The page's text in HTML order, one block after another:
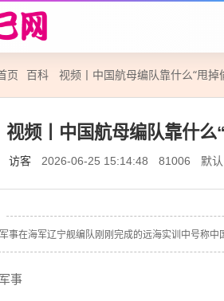
页 百科 视频丨中国航母编队靠什么“甩掉
视频丨中国航母编队靠什么
访客 2026-06-25 15:14:48 81006 默认
事在海军辽宁舰编队刚刚完成的远海实训中号称
事